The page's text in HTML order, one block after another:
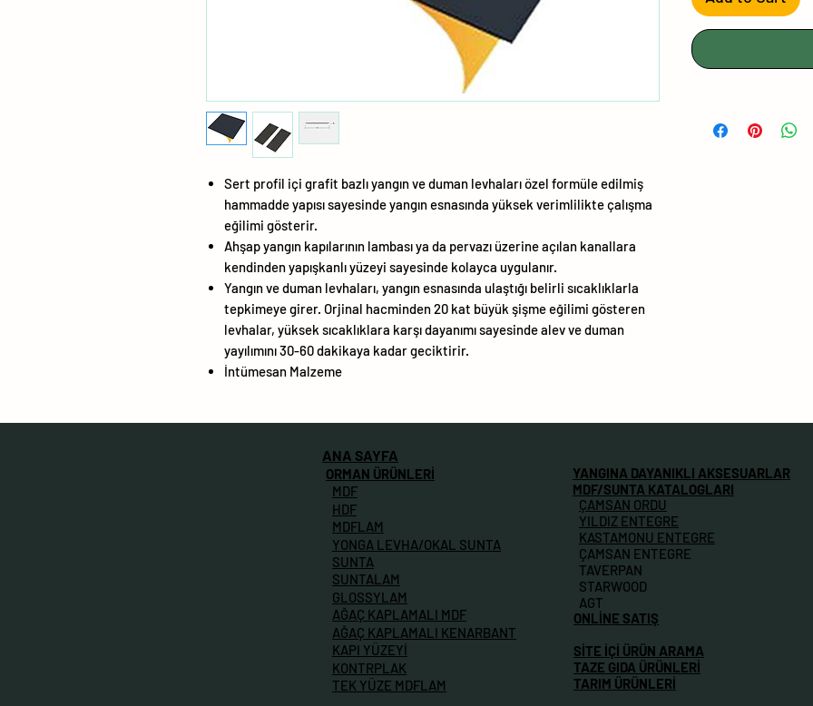
Sert profil içi grafit bazlı yangın ve duman levhaları özel formüle edilmiş
hammadde yapısı sayesinde yangın esnasında yüksek verimlilikte çalışma
eğilimi gösterir.
Ahşap yangın kapılarının lambası ya da pervazı üzerine açılan kanallara
kendinden yapışkanlı yüzeyi sayesinde kolayca uygulanır.
Yangın ve duman levhaları, yangın esnasında ulaştığı belirli sıcaklıklarla
tepkimeye girer. Orjinal hacminden 20 kat büyük şişme eğilimi gösteren
levhalar, yüksek sıcaklıklara karşı dayanımı sayesinde alev ve duman
yayılımını 30-60 dakikaya kadar geciktirir.
İntümesan Malzeme
ANA SAYFA
ORMAN ÜRÜNLERİ
MDF
MDFLAM
HDF
YONGA LEVHA/OKAL SUNTA
SUNTA
SUNTALAM
GLOSSYLAM
AĞAÇ KAPLAMALI MDF
AĞAÇ KAPLAMALI KENARBANT
KAPI YÜZEYİ
KONTRPLAK
TEK YÜZE MDFLAM
YANGINA DAYANIKLI AKSESUARLAR
MDF/SUNTA KATALOGLARI
ÇAMSAN ORDU
KASTAMONU ENTEGRE
YILDIZ ENTEGRE
ÇAMSAN ENTEGRE
TAVERPAN
STARWOOD
AGT
ONLİNE SATIŞ
SİTE İÇİ ÜRÜN ARAMA
TAZE GIDA ÜRÜNLERİ
TARIM ÜRÜNLERİ